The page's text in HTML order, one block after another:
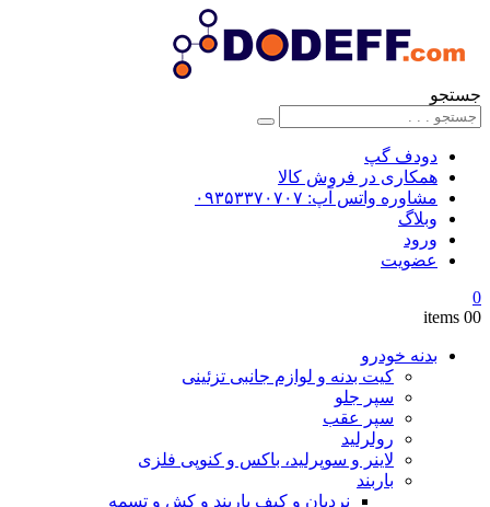
جستجو
دودف گپ
همکاری در فروش کالا
مشاوره واتس آپ: ۰۹۳۵۳۳۷۰۷۰۷
وبلاگ
ورود
عضویت
0
00 items
بدنه خودرو
کیت بدنه و لوازم جانبی تزئینی
سپر جلو
سپر عقب
رولرلید
لاینر و سوپرلید، باکس و کنوپی فلزی
باربند
نردبان و کیف باربند و کش و تسمه